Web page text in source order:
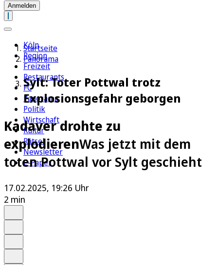
Anmelden
Köln
Region
Freizeit
Restaurants
FC
Panorama
Politik
Wirtschaft
Kultur
Rätsel
Newsletter
E-Paper
Startseite
Panorama
Sylt: Toter Pottwal trotz
Explosionsgefahr geborgen
Kadaver drohte zu
explodierenWas jetzt mit dem
toten Pottwal vor Sylt geschieht
17.02.2025, 19:26 Uhr
2 min